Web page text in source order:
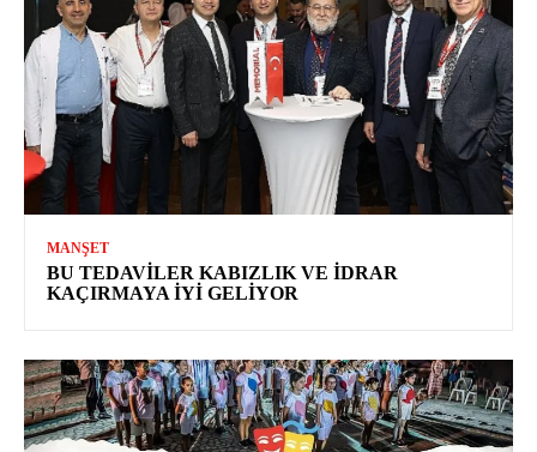
MANŞET
BU TEDAVILER KABIZLIK VE İDRAR
KAÇIRMAYA İYI GELIYOR